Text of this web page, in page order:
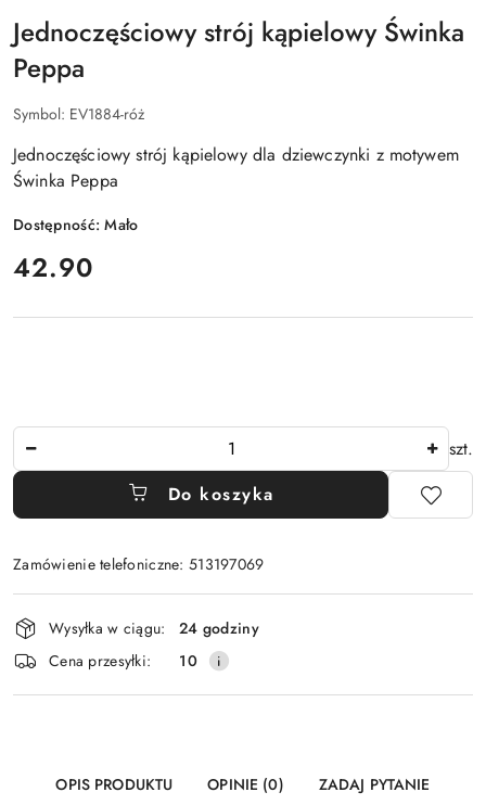
Jednoczęściowy strój kąpielowy Świnka
Peppa
Symbol: EV1884-róż
Jednoczęściowy strój kąpielowy dla dziewczynki z motywem
Świnka Peppa
Dostępność:Mało
cena:
42.90
szt.
Do koszyka
Zamówienie telefoniczne: 513197069
Dostępność
i
dostawa
Wysyłka w ciągu:
24 godziny
Cena przesyłki:
10
OPIS PRODUKTU OPINIE (0) ZADAJ PYTANIE